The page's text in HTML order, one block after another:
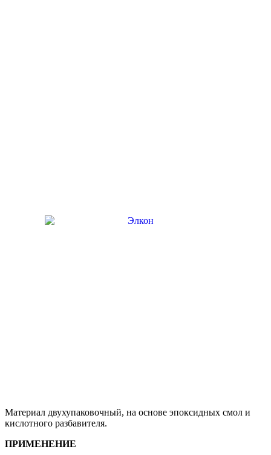
Материал двухупаковочный, на основе эпоксидных смол и
кислотного разбавителя.
ПРИМЕНЕНИЕ